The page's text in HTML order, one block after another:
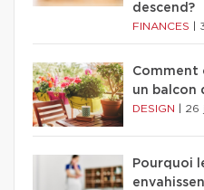
descend?
FINANCES
Comment
un balcon
DESIGN 26
Pourquoi